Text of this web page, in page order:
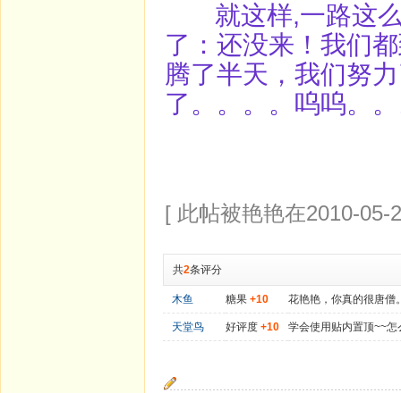
就这样,一路这么
了：还没来！我们
腾了半天，我们努
了。。。。呜呜。
[ 此帖被艳艳在2010-05-
共2条评分
木鱼 糖果 +10 花艳艳，你真的很唐僧
天堂鸟 好评度 +10 学会使用贴内置顶~~